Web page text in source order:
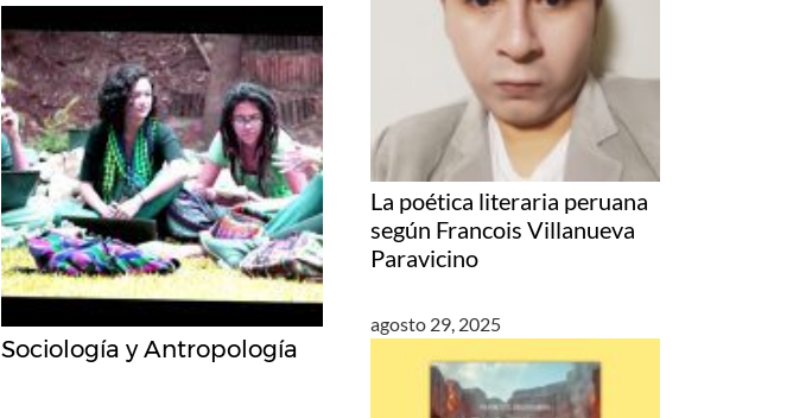
Sociología y Antropología
La poética literaria peruana
según Francois Villanueva
Paravicino
agosto 29, 2025